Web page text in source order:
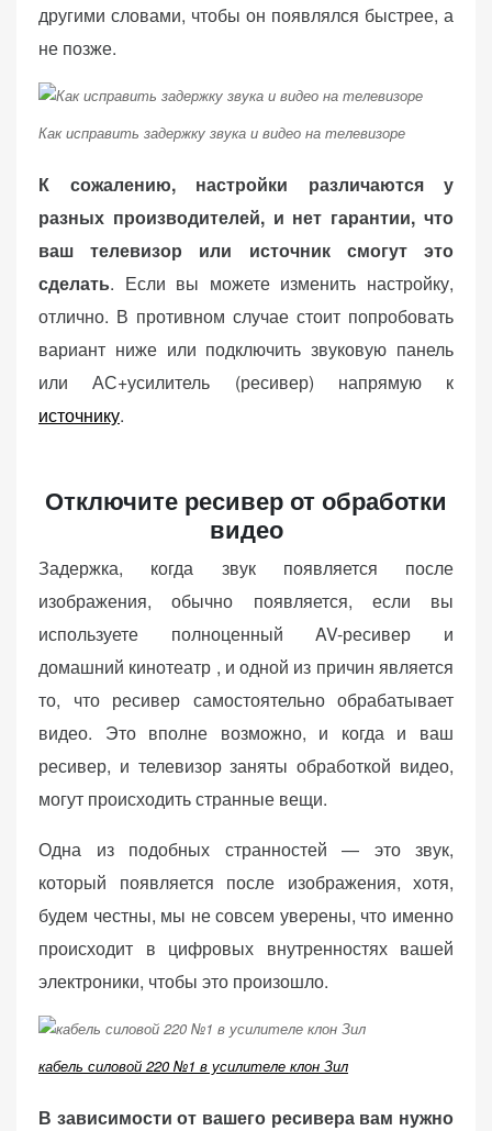
другими словами, чтобы он появлялся быстрее, а
не позже.
Как исправить задержку звука и видео на телевизоре
К сожалению, настройки различаются у
разных производителей, и нет гарантии, что
ваш телевизор или источник смогут это
сделать. Если вы можете изменить настройку,
отлично. В противном случае стоит попробовать
вариант ниже или подключить звуковую панель
или АС+усилитель (ресивер) напрямую к
источнику.
Отключите ресивер от обработки
видео
Задержка, когда звук появляется после
изображения, обычно появляется, если вы
используете полноценный AV-ресивер и
домашний кинотеатр , и одной из причин является
то, что ресивер самостоятельно обрабатывает
видео. Это вполне возможно, и когда и ваш
ресивер, и телевизор заняты обработкой видео,
могут происходить странные вещи.
Одна из подобных странностей — это звук,
который появляется после изображения, хотя,
будем честны, мы не совсем уверены, что именно
происходит в цифровых внутренностях вашей
электроники, чтобы это произошло.
кабель силовой 220 №1 в усилителе клон Зил
В зависимости от вашего ресивера вам нужно